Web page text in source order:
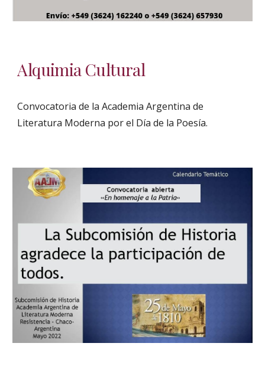
Alquimia Cultural
Convocatoria de la Academia Argentina de
Literatura Moderna por el Día de la Poesía.